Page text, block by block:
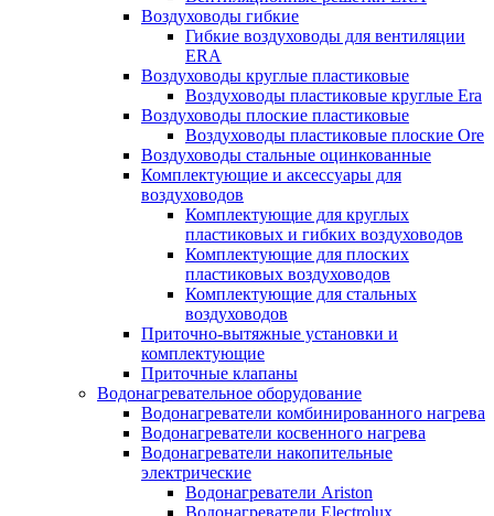
Воздуховоды гибкие
Гибкие воздуховоды для вентиляции
ERA
Воздуховоды круглые пластиковые
Воздуховоды пластиковые круглые Era
Воздуховоды плоские пластиковые
Воздуховоды пластиковые плоские Ore
Воздуховоды стальные оцинкованные
Комплектующие и аксессуары для
воздуховодов
Комплектующие для круглых
пластиковых и гибких воздуховодов
Комплектующие для плоских
пластиковых воздуховодов
Комплектующие для стальных
воздуховодов
Приточно-вытяжные установки и
комплектующие
Приточные клапаны
Водонагревательное оборудование
Водонагреватели комбинированного нагрева
Водонагреватели косвенного нагрева
Водонагреватели накопительные
электрические
Водонагреватели Ariston